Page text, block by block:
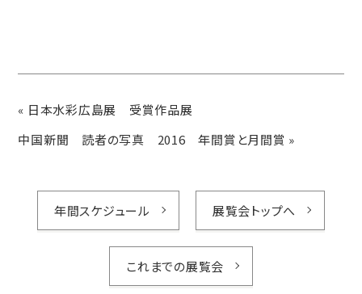
« 日本水彩広島展 受賞作品展
中国新聞 読者の写真 2016 年間賞と月間賞 »
年間スケジュール 展覧会トップへ
これまでの展覧会